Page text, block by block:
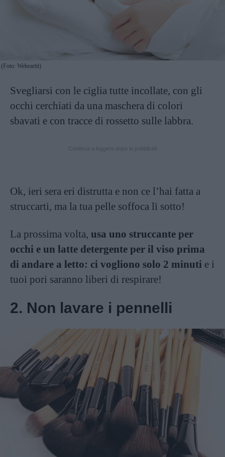
(Foto: Weheartit)
Svegliarsi con le ciglia tutte incollate, con gli
occhi cerchiati da una maschera di colori
sbavati e con tracce di rossetto sulle labbra.
Ok, ieri sera eri distrutta e non ce l’hai fatta a
struccarti, ma la tua pelle soffoca lì sotto!
La prossima volta, usa uno struccante per
occhi e un latte detergente per il viso prima
di andare a letto: ci vogliono solo 2 minuti e i
tuoi pori saranno liberi di respirare!
2. Non lavare i pennelli